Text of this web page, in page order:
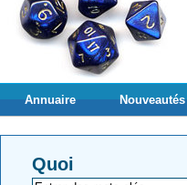
Annuaire Nouveautés
Quoi